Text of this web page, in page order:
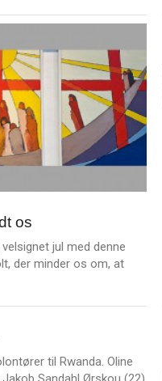
os
jul med denne
der minder os om, at
til Rwanda. Oline